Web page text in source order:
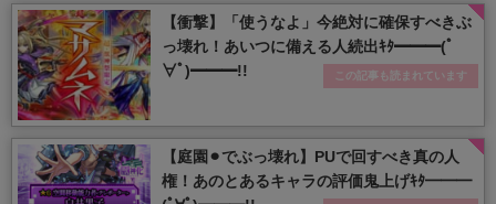
【衝撃】「使うなよ」今絶対に確保すべきぶ
っ壊れ！あいつに備える人続出ｷﾀ━━━(ﾟ
∀ﾟ)━━━!!
この記事も読まれています
【庭園⚫︎でぶっ壊れ】PUで回すべき真の人
権！あのとあるキャラの評価鬼上げｷﾀ━━━